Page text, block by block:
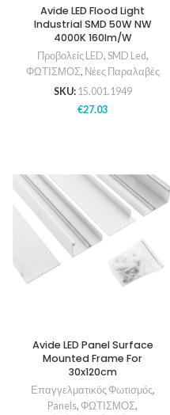
Avide LED Flood Light
Industrial SMD 50W NW
4000K 160lm/W
Προβολείς LED, SMD Led,
ΦΩΤΙΣΜΟΣ, Νέες Παραλαβές
SKU: 15.001.1949
€27.03
Avide LED Panel Surface
Mounted Frame For
30x120cm
Επαγγελματικός Φωτισμός,
Panels, ΦΩΤΙΣΜΟΣ,